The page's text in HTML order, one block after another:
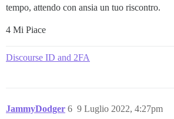
tempo, attendo con ansia un tuo riscontro.
4 Mi Piace
Discourse ID and 2FA
JammyDodger 9 Luglio 2022, 4:27pm
6